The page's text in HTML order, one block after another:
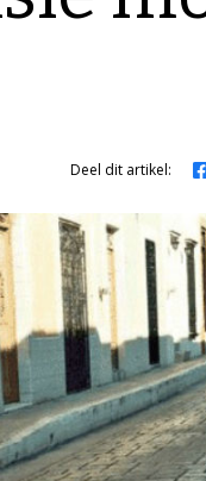
Deel dit artikel: